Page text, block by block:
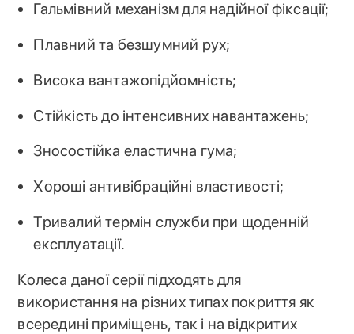
Гальмівний механізм для надійної фіксації;
Плавний та безшумний рух;
Висока вантажопідйомність;
Стійкість до інтенсивних навантажень;
Зносостійка еластична гума;
Хороші антивібраційні властивості;
Тривалий термін служби при щоденній
експлуатації.
Колеса даної серії підходять для
використання на різних типах покриття як
всередині приміщень, так і на відкритих